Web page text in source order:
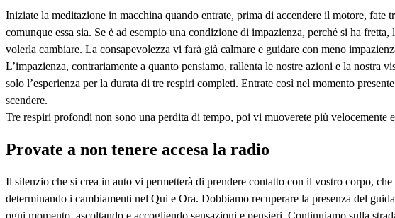
Iniziate la meditazione in macchina quando entrate, prima di accendere il motore,
comunque essa sia. Se è ad esempio una condizione di impazienza, perché si ha
volerla cambiare. La consapevolezza vi farà già calmare e guidare con meno
L’impazienza, contrariamente a quanto pensiamo, rallenta le nostre azioni e la nostra
solo l’esperienza per la durata di tre respiri completi. Entrate così nel momento
scendere.
Tre respiri profondi non sono una perdita di tempo, poi vi muoverete più velocemente
Provate a non tenere accesa la radio
Il silenzio che si crea in auto vi permetterà di prendere contatto con il vostro corpo,
determinando i cambiamenti nel Qui e Ora. Dobbiamo recuperare la presenza del